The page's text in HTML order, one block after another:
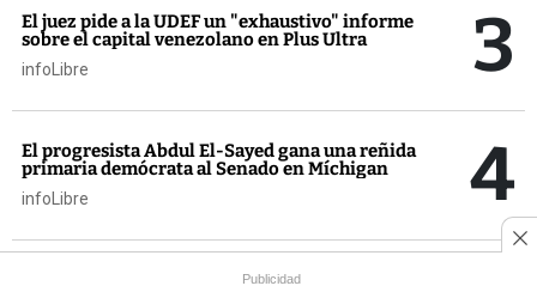
El juez pide a la UDEF un "exhaustivo" informe
sobre el capital venezolano en Plus Ultra
infoLibre 3
El progresista Abdul El-Sayed gana una reñida
primaria demócrata al Senado en Míchigan
infoLibre 4
Ayuso niega que el ático de Chamberí fuera
Publicidad